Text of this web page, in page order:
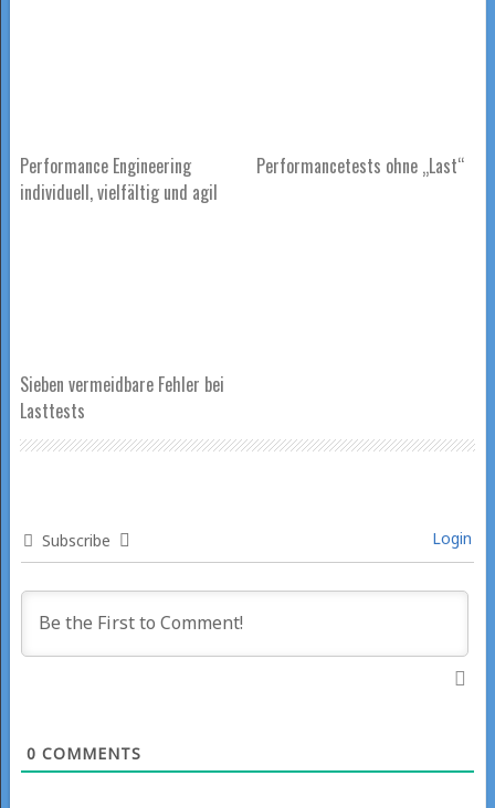
Performance Engineering
individuell, vielfältig und agil
Performancetests ohne „Last“
Sieben vermeidbare Fehler bei
Lasttests
Subscribe Login
0 COMMENTS